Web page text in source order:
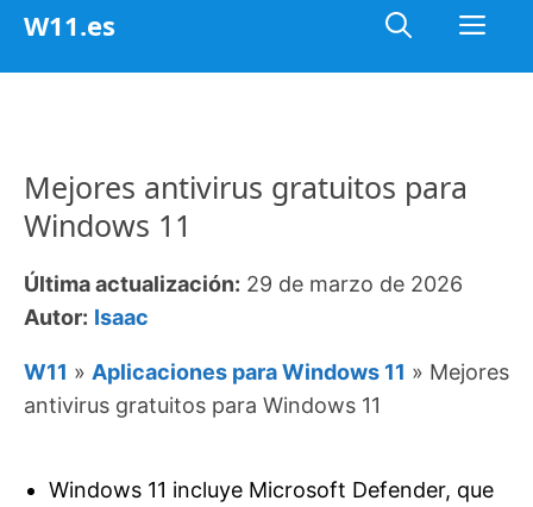
Saltar
W11.es
Mejores antivirus gratuitos para
Windows 11
Última actualización: 29 de marzo de 2026
Autor: Isaac
W11 » Aplicaciones para Windows 11 » Mejores
antivirus gratuitos para Windows 11
Windows 11 incluye Microsoft Defender, que